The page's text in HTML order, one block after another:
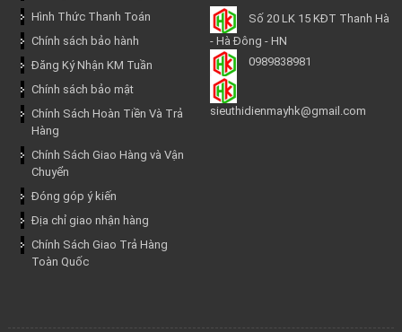
Hình Thức Thanh Toán
Chính sách bảo hành
Đăng Ký Nhận KM Tuần
Chính sách bảo mật
Chính Sách Hoàn Tiền Và Trả
Hàng
Chính Sách Giao Hàng và Vận
Chuyển
Đóng góp ý kiến
Địa chỉ giao nhận hàng
Chính Sách Giao Trả Hàng
Toàn Quốc
Số 20 LK 15 KĐT Thanh Hà
- Hà Đông - HN
0989838981
sieuthidienmayhk@gmail.com